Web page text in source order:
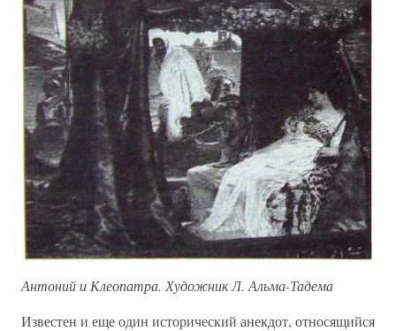
Антоний и Клеопатра. Художник Л. Альма-Тадема
Известен и еще один исторический анекдот, относящийся